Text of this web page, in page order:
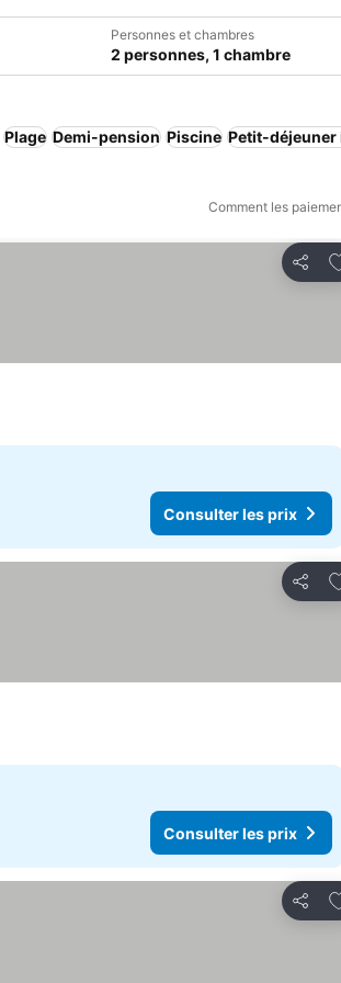
Personnes et chambres
2 personnes, 1 chambre
Plage Demi-pension Piscine Petit-déjeuner
Comment les
Consulter les prix
Consulter les prix